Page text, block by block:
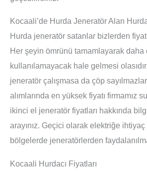
Kocaali’de Hurda Jeneratör Alan
Hurda jeneratör satanlar bizlerden
Her şeyin ömrünü tamamlayarak daha
kullanılamayacak hale gelmesi
jeneratör çalışmasa da çöp
alımlarında en yüksek fiyatı firmamız
ikinci el jeneratör fiyatları hakkında
arayınız. Geçici olarak elektriğe
bölgelerde jeneratörlerden
Kocaali Hurdacı Fiyatları